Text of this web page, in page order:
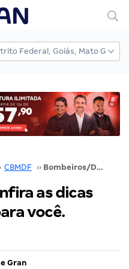
CBMDF ›› Bombeiros/DF: Confira as dicas que preparamos para você. Garanta sua vaga!
as dicas
você.
Gran